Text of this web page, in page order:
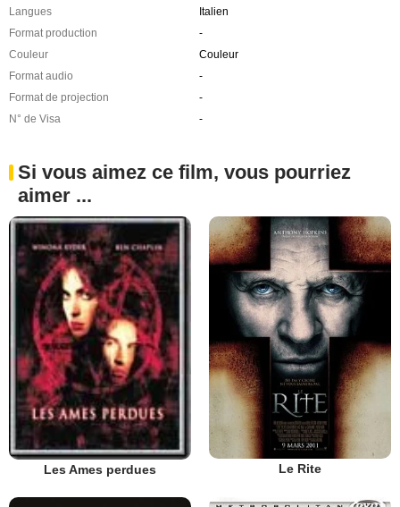
Langues
Italien
Format production
-
Couleur
Couleur
Format audio
-
Format de projection
-
N° de Visa
-
Si vous aimez ce film, vous pourriez
aimer ...
Les Ames perdues Le Rite